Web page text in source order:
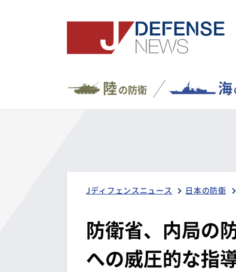
陸の防衛 海
Jディフェンスニュース 日本の防衛
防衛省、内局の
への威圧的な指